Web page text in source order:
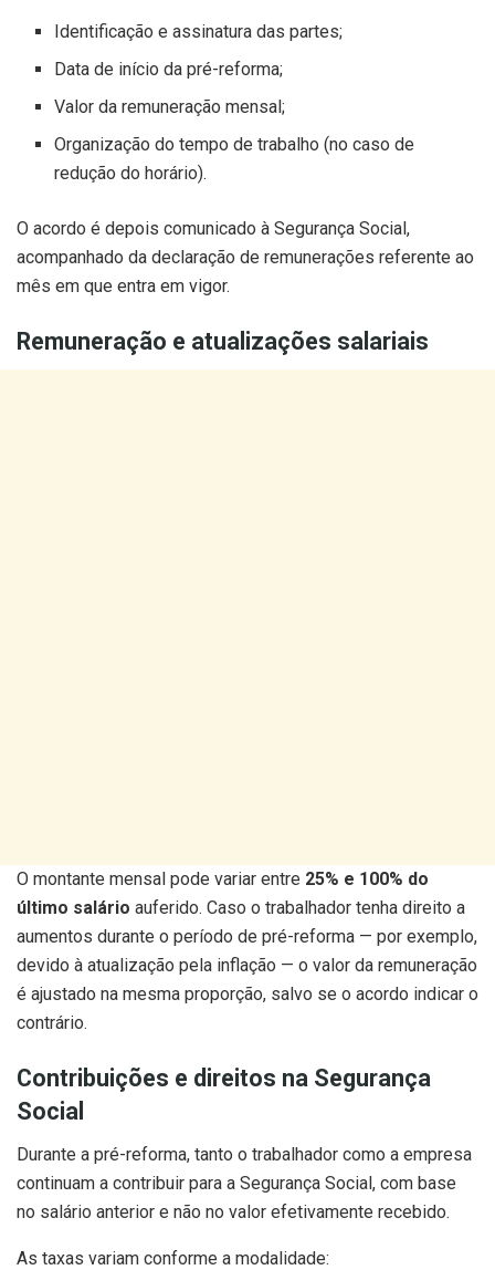
Identificação e assinatura das partes;
Data de início da pré-reforma;
Valor da remuneração mensal;
Organização do tempo de trabalho (no caso de
redução do horário).
O acordo é depois comunicado à Segurança Social,
acompanhado da declaração de remunerações referente ao
mês em que entra em vigor.
Remuneração e atualizações salariais
O montante mensal pode variar entre 25% e 100% do
último salário auferido. Caso o trabalhador tenha direito a
aumentos durante o período de pré-reforma — por exemplo,
devido à atualização pela inflação — o valor da remuneração
é ajustado na mesma proporção, salvo se o acordo indicar o
contrário.
Contribuições e direitos na Segurança
Social
Durante a pré-reforma, tanto o trabalhador como a empresa
continuam a contribuir para a Segurança Social, com base
no salário anterior e não no valor efetivamente recebido.
As taxas variam conforme a modalidade: